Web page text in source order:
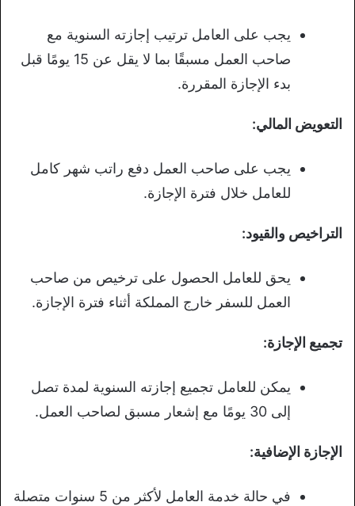
يجب على العامل ترتيب إجازته السنوية مع
صاحب العمل مسبقًا بما لا يقل عن 15 يومًا قبل
بدء الإجازة المقررة.
التعويض المالي:
يجب على صاحب العمل دفع راتب شهر كامل
للعامل خلال فترة الإجازة.
التراخيص والقيود:
يحق للعامل الحصول على ترخيص من صاحب
العمل للسفر خارج المملكة أثناء فترة الإجازة.
تجميع الإجازة:
يمكن للعامل تجميع إجازته السنوية لمدة تصل
إلى 30 يومًا مع إشعار مسبق لصاحب العمل.
الإجازة الإضافية:
في حالة خدمة العامل لأكثر من 5 سنوات متصلة